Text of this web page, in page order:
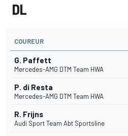
DL
COUREUR
G. Paffett
Mercedes-AMG DTM Team HWA
P. di Resta
Mercedes-AMG DTM Team HWA
R. Frijns
Audi Sport Team Abt Sportsline